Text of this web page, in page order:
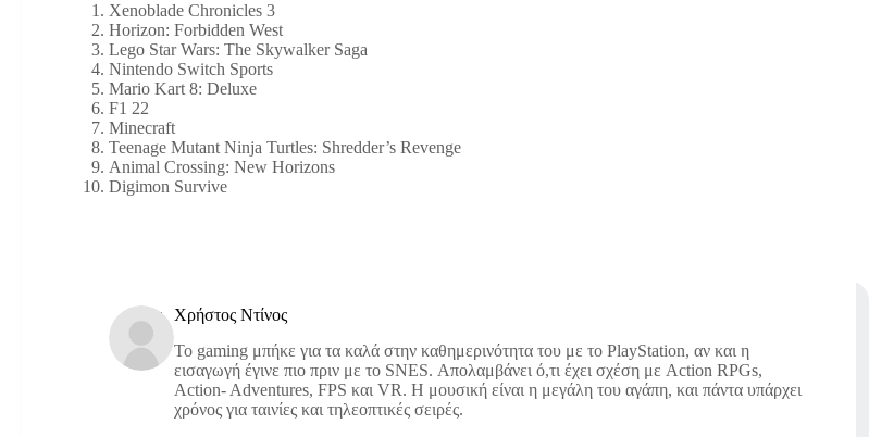
Xenoblade Chronicles 3
Horizon: Forbidden West
Lego Star Wars: The Skywalker Saga
Nintendo Switch Sports
Mario Kart 8: Deluxe
F1 22
Minecraft
Teenage Mutant Ninja Turtles: Shredder’s Revenge
Animal Crossing: New Horizons
Digimon Survive
Χρήστος Ντίνος
Το gaming μπήκε για τα καλά στην καθημερινότητα του με το PlayStation, αν και η
εισαγωγή έγινε πιο πριν με το SNES. Απολαμβάνει ό,τι έχει σχέση με Action RPGs,
Action- Adventures, FPS και VR. Η μουσική είναι η μεγάλη του αγάπη, και πάντα υπάρχει
χρόνος για ταινίες και τηλεοπτικές σειρές.